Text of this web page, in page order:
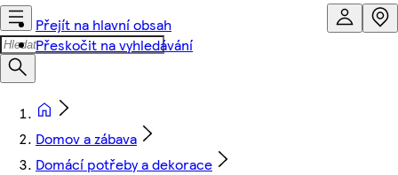
Přejít na hlavní obsah
Přeskočit na vyhledávání
Domov a zábava
Domácí potřeby a dekorace